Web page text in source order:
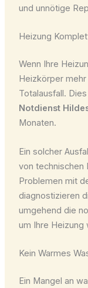
und unnötige
Heizung
Wenn Ihre
Heizkörper
Totalausfall.
Notdienst
Monaten.
Ein solcher
von technischen
Problemen mit
diagnostizieren
umgehend die
um Ihre Heizung
Kein Warmes
Ein Mangel an